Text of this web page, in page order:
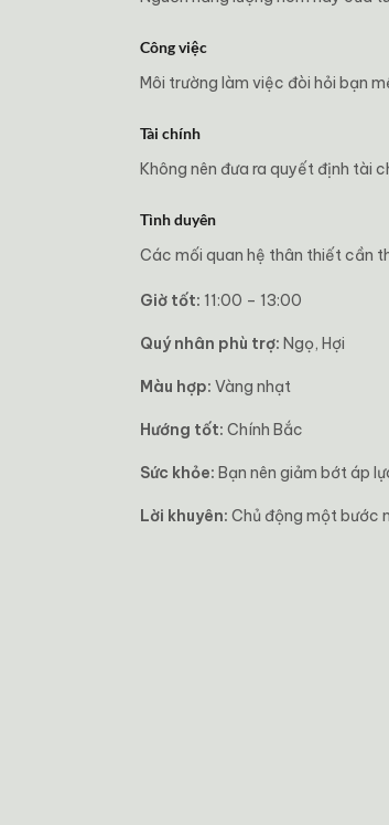
Công việc
Môi trường làm việc đòi hỏi bạn
Tài chính
Không nên đưa ra quyết định tài
Tình duyên
Các mối quan hệ thân thiết cần
Giờ tốt: 11:00 – 13:00
Quý nhân phù trợ: Ngọ, Hợi
Màu hợp: Vàng nhạt
Hướng tốt: Chính Bắc
Sức khỏe: Bạn nên giảm bớt áp
Lời khuyên: Chủ động một bước